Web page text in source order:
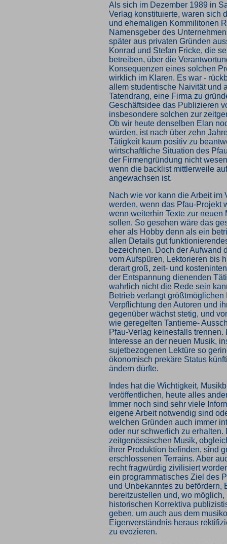
Als sich im Dezember 1989 in
Verlag konstituierte, waren sich
und ehemaligen Kommilitonen
Namensgeber des
später aus privaten Gründen
Konrad und Stefan Fricke, die
betreiben, über die
Konsequenzen eines solchen
wirklich im Klaren. Es war -
allem studentische Naivität und
Tatendrang, eine Firma zu
Geschäftsidee das Publizieren
insbesondere solchen zur
Ob wir heute denselben Elan
würden, ist nach über zehn
Tätigkeit kaum positiv zu
wirtschaftliche Situation des
der Firmengründung nicht
wenn die backlist mittlerweile
angewachsen ist.
Nach wie vor kann die Arbeit im
werden, wenn das Pfau-Projekt
wenn weiterhin Texte zur neuen
sollen. So gesehen wäre das
eher als Hobby denn als ein
allen Details gut
bezeichnen. Doch der Aufwand
vom Aufspüren, Lektorieren bis
derart groß, zeit- und
der Entspannung dienenden
wahrlich nicht die Rede sein
Betrieb verlangt größtmöglichen
Verpflichtung den Autoren und
gegenüber wächst stetig, und
wie geregelten Tantieme-
Pfau-Verlag keinesfalls trennen.
Interesse an der neuen Musik,
sujetbezogenen Lektüre so
ökonomisch prekäre Status
ändern dürfte.
Indes hat die Wichtigkeit,
veröffentlichen, heute alles
Immer noch sind sehr viele
eigene Arbeit notwendig sind
welchen Gründen auch immer
oder nur schwerlich zu erhalten.
zeitgenössischen Musik,
ihrer Produktion befinden, sind
erschlossenen Terrains. Aber
recht fragwürdig zivilisiert
ein programmatisches Ziel des
und Unbekanntes zu befördern,
bereitzustellen und, wo
historischen Korrektiva
geben, um auch aus dem
Eigenverständnis heraus
zu evozieren.